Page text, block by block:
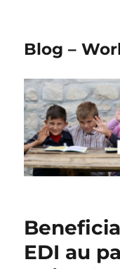
Blog –
EDI au